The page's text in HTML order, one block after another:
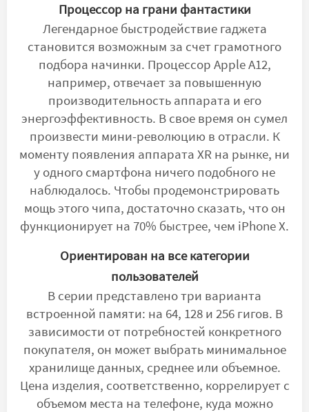
Процессор на грани фантастики
Легендарное быстродействие гаджета
становится возможным за счет грамотного
подбора начинки. Процессор Apple A12,
например, отвечает за повышенную
производительность аппарата и его
энергоэффективность. В свое время он сумел
произвести мини-революцию в отрасли. К
моменту появления аппарата XR на рынке, ни
у одного смартфона ничего подобного не
наблюдалось. Чтобы продемонстрировать
мощь этого чипа, достаточно сказать, что он
функционирует на 70% быстрее, чем iPhone X.
Ориентирован на все категории
пользователей
В серии представлено три варианта
встроенной памяти: на 64, 128 и 256 гигов. В
зависимости от потребностей конкретного
покупателя, он может выбрать минимальное
хранилище данных, среднее или объемное.
Цена изделия, соответственно, коррелирует с
объемом места на телефоне, куда можно